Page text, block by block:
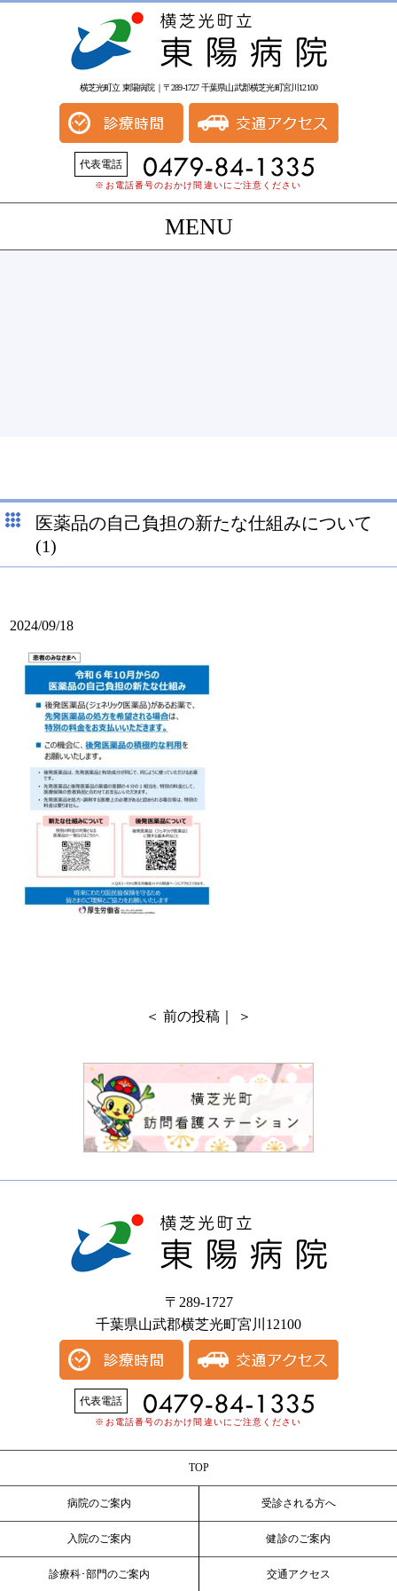
横芝光町立 東陽病院｜〒289-1727 千葉県山武郡横芝光町宮川12100
代表電話
※お電話番号のおかけ間違いにご注意ください
MENU
医薬品の自己負担の新たな仕組みについて
(1)
2024/09/18
＜ 前の投稿 ｜ ＞
〒289-1727
千葉県山武郡横芝光町宮川12100
代表電話
※お電話番号のおかけ間違いにご注意ください
TOP
病院のご案内 受診される方へ
入院のご案内 健診のご案内
診療科･部門のご案内 交通アクセス